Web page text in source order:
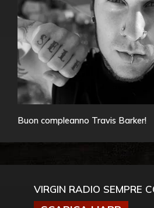
Buon compleanno Travis Barker!
VIRGIN RADIO SEMPRE